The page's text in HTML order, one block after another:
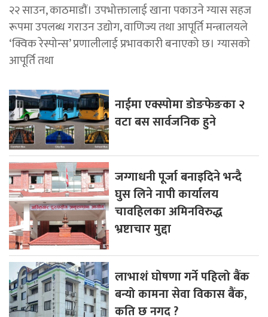
२२ साउन, काठमाडाैं। उपभोक्तालाई खाना पकाउने ग्यास सहज
रूपमा उपलब्ध गराउन उद्योग, वाणिज्य तथा आपूर्ति मन्त्रालयले
‘क्विक रेस्पोन्स’ प्रणालीलाई प्रभावकारी बनाएको छ। ग्यासको
आपूर्ति तथा
नाईमा एक्स्पोमा डोङफेङका २
वटा बस सार्वजनिक हुने
जग्गाधनी पूर्जा बनाइदिने भन्दै
घुस लिने नापी कार्यालय
चावहिलका अमिनविरुद्ध
भ्रष्टाचार मुद्दा
लाभाशं घोषणा गर्ने पहिलो बैंक
बन्यो कामना सेवा विकास बैंक,
कति छ नगद ?